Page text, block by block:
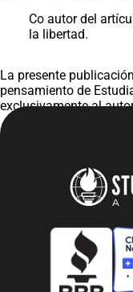
Co autor del
la libertad.
La presente
pensamiento de
exclusivamente al